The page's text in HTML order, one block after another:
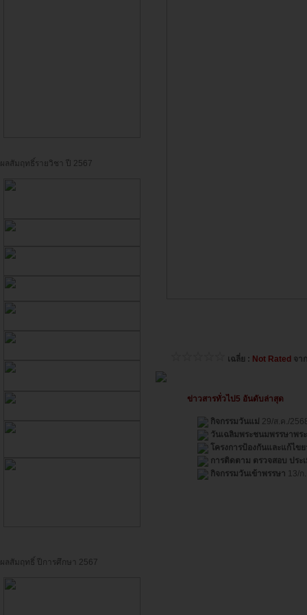
ผลสัมฤทธิ์รายวิชา ปี 2567
ผลสัมฤทธิ์ ปีการศึกษา 2567
เฉลี่ย : Not Rated จาก
ข่าวสารทั่วไป5 อันดับล่าสุด
กิจกรรมวันแม่ 29/ส.ค./
วันเฉลิมพระชนมพรรษาพร
โครงการป้องกันและแก้ไข
การติดตาม ตรวจสอบ ประ
กิจกรรมวันเข้าพรรษา 13/ก